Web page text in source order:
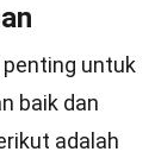
untuk
baik dan
adalah